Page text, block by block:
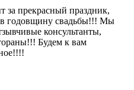
за прекрасный праздник,
в годовщину свадьбы!!! Мы
консультанты,
Будем к вам